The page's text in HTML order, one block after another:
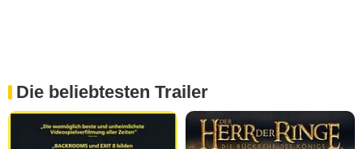
Die beliebtesten Trailer